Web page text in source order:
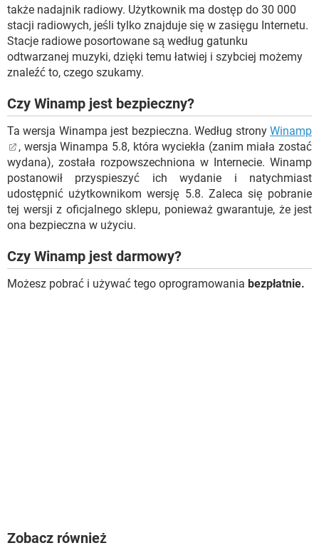
także nadajnik radiowy. Użytkownik ma dostęp do 30 000
stacji radiowych, jeśli tylko znajduje się w zasięgu Internetu.
Stacje radiowe posortowane są według gatunku
odtwarzanej muzyki, dzięki temu łatwiej i szybciej możemy
znaleźć to, czego szukamy.
Czy Winamp jest bezpieczny?
Ta wersja Winampa jest bezpieczna. Według strony Winamp
, wersja Winampa 5.8, która wyciekła (zanim miała zostać
wydana), została rozpowszechniona w Internecie. Winamp
postanowił przyspieszyć ich wydanie i natychmiast
udostępnić użytkownikom wersję 5.8. Zaleca się pobranie
tej wersji z oficjalnego sklepu, ponieważ gwarantuje, że jest
ona bezpieczna w użyciu.
Czy Winamp jest darmowy?
Możesz pobrać i używać tego oprogramowania bezpłatnie.
Zobacz również